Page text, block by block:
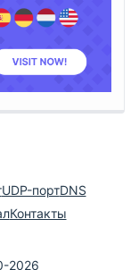
UDP-портDNS
Контакты
2026